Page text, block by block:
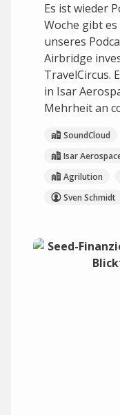
Es ist wieder
Woche gibt
unseres
Airbridge
TravelCircus.
in Isar
Mehrheit an
SoundCloud
Isar
Agrilution
Sven Schmidt